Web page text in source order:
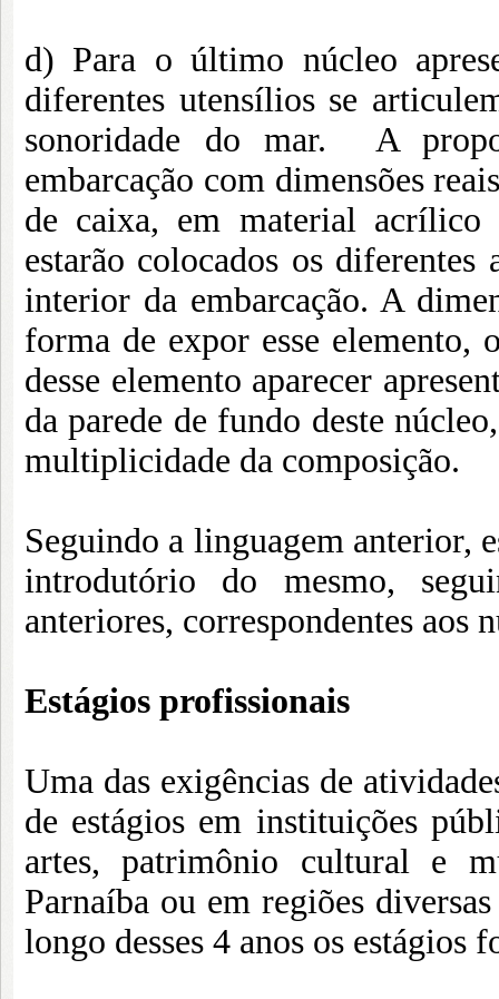
d) Para o último núcleo
diferentes utensílios se
sonoridade do mar. A
embarcação com dimensões
de caixa, em material acrílico
estarão colocados os
interior da embarcação. A
forma de expor esse elemento,
desse elemento aparecer
da parede de fundo deste
multiplicidade da composição.
Seguindo a linguagem anterior,
introdutório do mesmo,
anteriores, correspondentes aos
Estágios profissionais
Uma das exigências de
de estágios em instituições
artes, patrimônio cultural e
Parnaíba ou em regiões
longo desses 4 anos os estágios